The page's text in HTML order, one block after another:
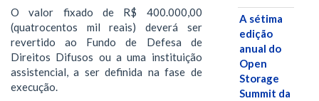
O valor fixado de R$ 400.000,00
(quatrocentos mil reais) deverá ser
revertido ao Fundo de Defesa de
Direitos Difusos ou a uma instituição
assistencial, a ser definida na fase de
execução.
A sétima
edição
anual do
Open
Storage
Summit da